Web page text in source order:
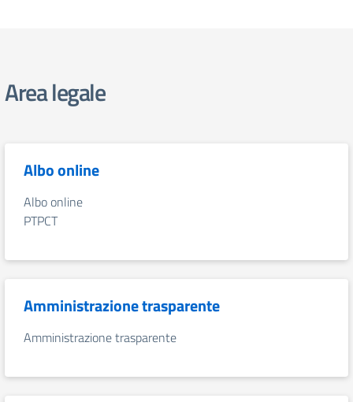
Area legale
Albo online
Albo online
PTPCT
Amministrazione trasparente
Amministrazione trasparente